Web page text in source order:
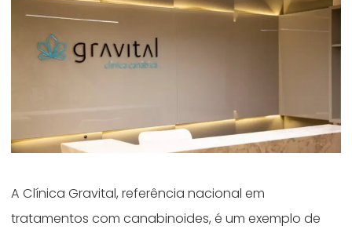
A Clínica Gravital, referência nacional em
tratamentos com canabinoides, é um exemplo de